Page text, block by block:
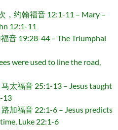
，约翰福音 12:1-11 – Mary –
12:1-11
音 19:28-44 – The Triumphal
were used to line the road,
太福音 25:1-13 – Jesus taught
13
加福音 22:1-6 – Jesus predicts
Luke 22:1-6